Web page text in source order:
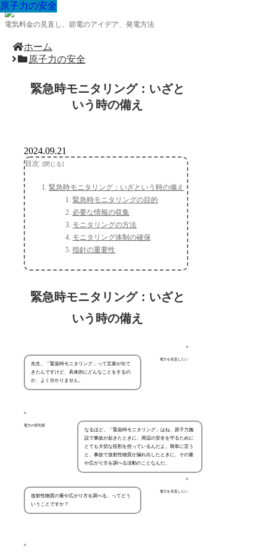
電気料金の見直し、節電のアイデア、発電方法
ホーム
原子力の安全
緊急時モニタリング：いざと
いう時の備え
原子力の安全
2024.09.21
目次
緊急時モニタリング：いざという時の備え
緊急時モニタリングの目的
必要な情報の収集
モニタリングの方法
モニタリング体制の確保
指針の重要性
緊急時モニタリング：いざと
いう時の備え
電力を見直したい
先生、「緊急時モニタリング」って言葉が出て
きたんですけど、具体的にどんなことをするの
か、よく分かりません。
電力の研究家
なるほど。「緊急時モニタリング」はね、原子力施
設で事故が起きたときに、周辺の安全を守るために
とても大切な役割を担っているんだよ。簡単に言う
と、事故で放射性物質が漏れ出したときに、その量
や広がり方を調べる活動のことなんだ。
電力を見直したい
放射性物質の量や広がり方を調べる、ってどう
いうことですか？
原子力の安全
原子力の安全
原子力の安全
原子力の安全
原子力の安全
原子力の安全
原子力の安全
原子力の安全